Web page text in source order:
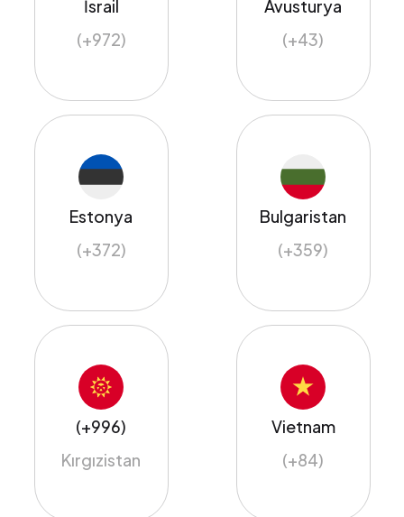
İsrail
(+972)
Avusturya
(+43)
Estonya
(+372)
Bulgaristan
(+359)
(+996)
Kırgızistan
Vietnam
(+84)